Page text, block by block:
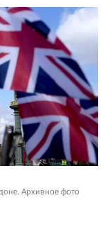
Архивное фото